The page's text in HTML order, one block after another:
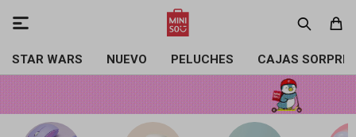
STAR WARS NUEVO PELUCHES CAJAS
